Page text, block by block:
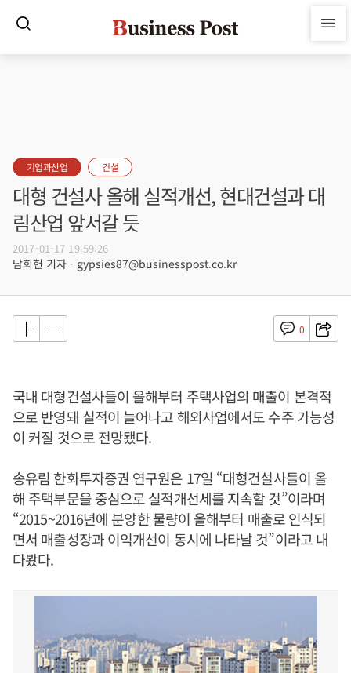
기업과산업 건설
대형 건설사 올해 실적개선, 현대건설과 대
림산업 앞서갈 듯
2017-01-17 19:59:26
남희헌 기자 - gypsies87@businesspost.co.kr
0
국내 대형건설사들이 올해부터 주택사업의 매출이 본격적
으로 반영돼 실적이 늘어나고 해외사업에서도 수주 가능성
이 커질 것으로 전망됐다.
송유림 한화투자증권 연구원은 17일 “대형건설사들이 올
해 주택부문을 중심으로 실적개선세를 지속할 것”이라며
“2015~2016년에 분양한 물량이 올해부터 매출로 인식되
면서 매출성장과 이익개선이 동시에 나타날 것”이라고 내
다봤다.